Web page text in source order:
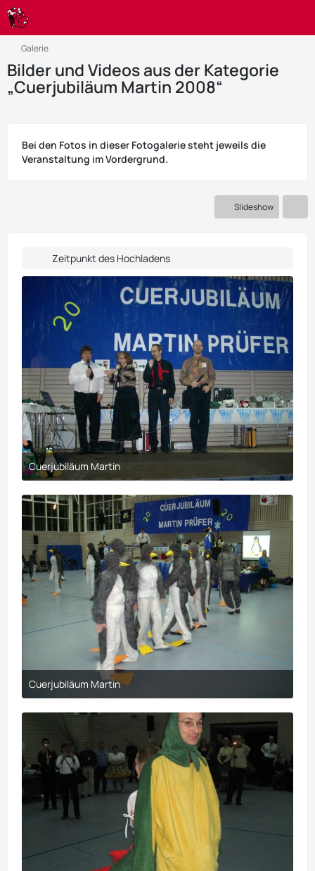
Galerie
Bilder und Videos aus der Kategorie
„Cuerjubiläum Martin 2008“
Bei den Fotos in dieser Fotogalerie steht jeweils die
Veranstaltung im Vordergrund.
Slideshow
Zeitpunkt des Hochladens
Cuerjubiläum Martin
30. März 2017 um 21:10
Cuerjubiläum Martin
30. März 2017 um 21:10